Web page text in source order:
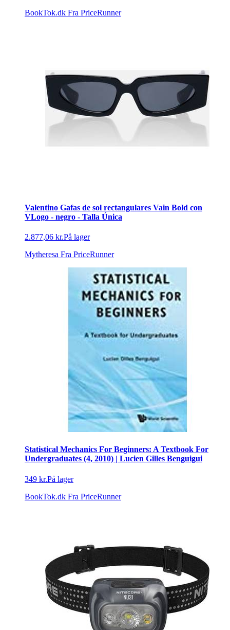
BookTok.dk Fra PriceRunner
Valentino Gafas de sol rectangulares Vain Bold con
VLogo - negro - Talla Única
2.877,06 kr.På lager
Mytheresa Fra PriceRunner
Statistical Mechanics For Beginners: A Textbook For
Undergraduates (4, 2010) | Lucien Gilles Benguigui
349 kr.På lager
BookTok.dk Fra PriceRunner